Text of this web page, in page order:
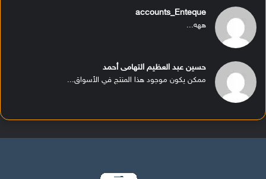
accounts_Enteque
ههه...
حسين عبد العظيم التهامى أحمد
ممكن يكون موجود هذا المنتج في الأسواق...